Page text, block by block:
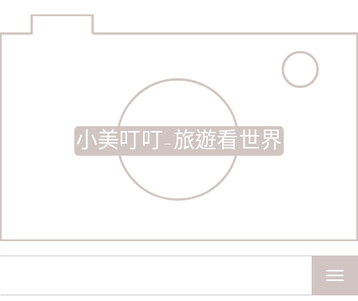
小美叮叮-旅遊看世界